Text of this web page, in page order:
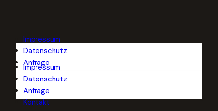
Impressum
Datenschutz
Anfrage
Kontakt
Impressum
Datenschutz
Anfrage
Kontakt